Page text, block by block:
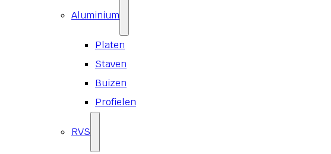
Aluminium
Platen
Staven
Buizen
Profielen
RVS